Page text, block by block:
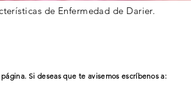
de Enfermedad de Darier.
Si deseas que te avisemosescríbenos a: